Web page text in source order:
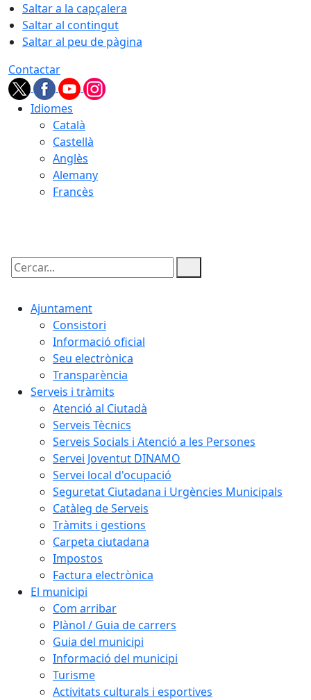
Saltar a la capçalera
Saltar al contingut
Saltar al peu de pàgina
Contactar
Idiomes
Català
Castellà
Anglès
Alemany
Francès
Cercar:
Ajuntament
Consistori
Informació oficial
Seu electrònica
Transparència
Serveis i tràmits
Atenció al Ciutadà
Serveis Tècnics
Serveis Socials i Atenció a les Persones
Servei Joventut DINAMO
Servei local d'ocupació
Seguretat Ciutadana i Urgències Municipals
Catàleg de Serveis
Tràmits i gestions
Carpeta ciutadana
Impostos
Factura electrònica
El municipi
Com arribar
Plànol / Guia de carrers
Guia del municipi
Informació del municipi
Turisme
Activitats culturals i esportives